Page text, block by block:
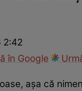
2:42
în Google
așa că